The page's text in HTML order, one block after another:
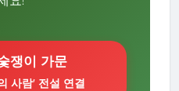
쟁이 가문
사람' 전설 연결